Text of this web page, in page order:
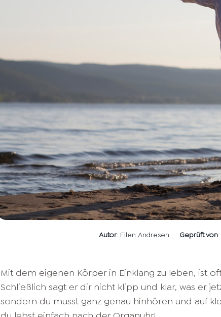
Autor: Ellen Andresen Geprüft von
Mit dem eigenen Körper in Einklang zu leben, ist
Schließlich sagt er dir nicht klipp und klar, was er
sondern du musst ganz genau hinhören und auf